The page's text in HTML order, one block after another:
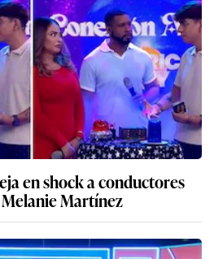
en shock a conductores
Martínez